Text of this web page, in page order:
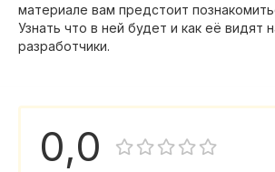
материале вам предстоит
Узнать что в ней будет и как её видят
разработчики.
0,0